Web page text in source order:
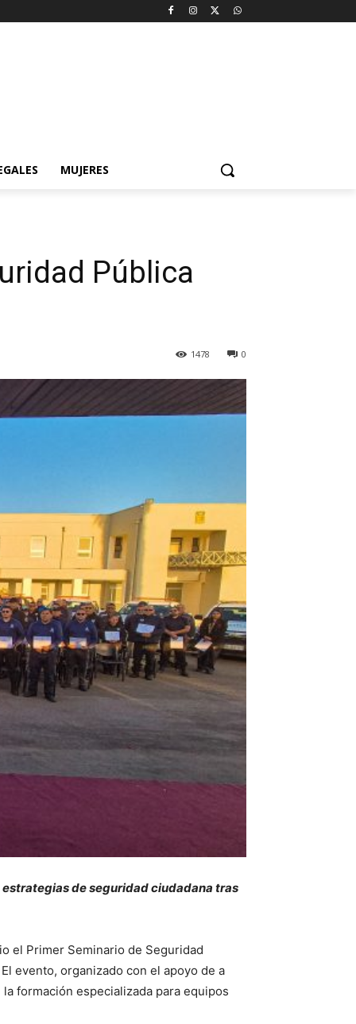
MUJERES
Pública
0
1478
de seguridad ciudadana tras
el Primer Seminario de Seguridad
evento, organizado con el apoyo de a
formación especializada para equipos